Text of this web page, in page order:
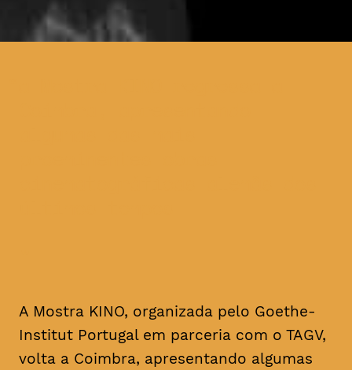
A Mostra KINO, organizada pelo Goethe-
Institut Portugal em parceria com o TAGV,
volta a Coimbra, apresentando algumas